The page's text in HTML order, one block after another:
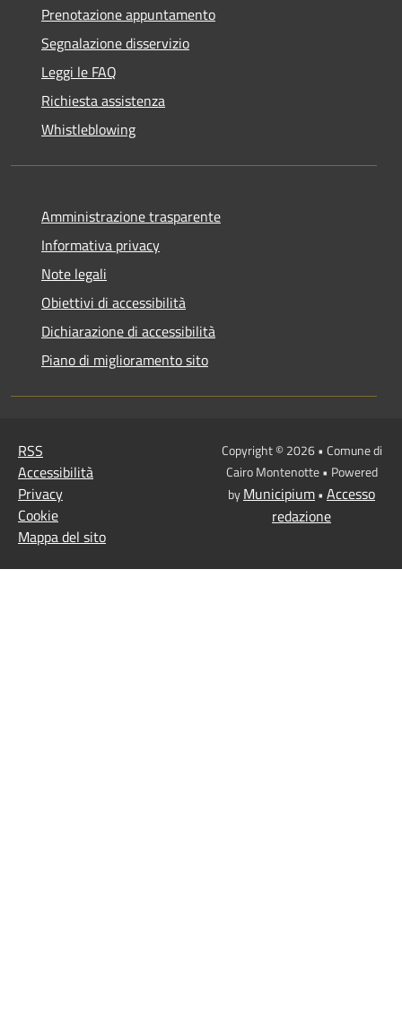
Prenotazione appuntamento
Segnalazione disservizio
Leggi le FAQ
Richiesta assistenza
Whistleblowing
Amministrazione trasparente
Informativa privacy
Note legali
Obiettivi di accessibilità
Dichiarazione di accessibilità
Piano di miglioramento sito
RSS
Accessibilità
Privacy
Cookie
Mappa del sito
Copyright © 2026 • Comune di
Cairo Montenotte • Powered
byMunicipium• Accesso
redazione